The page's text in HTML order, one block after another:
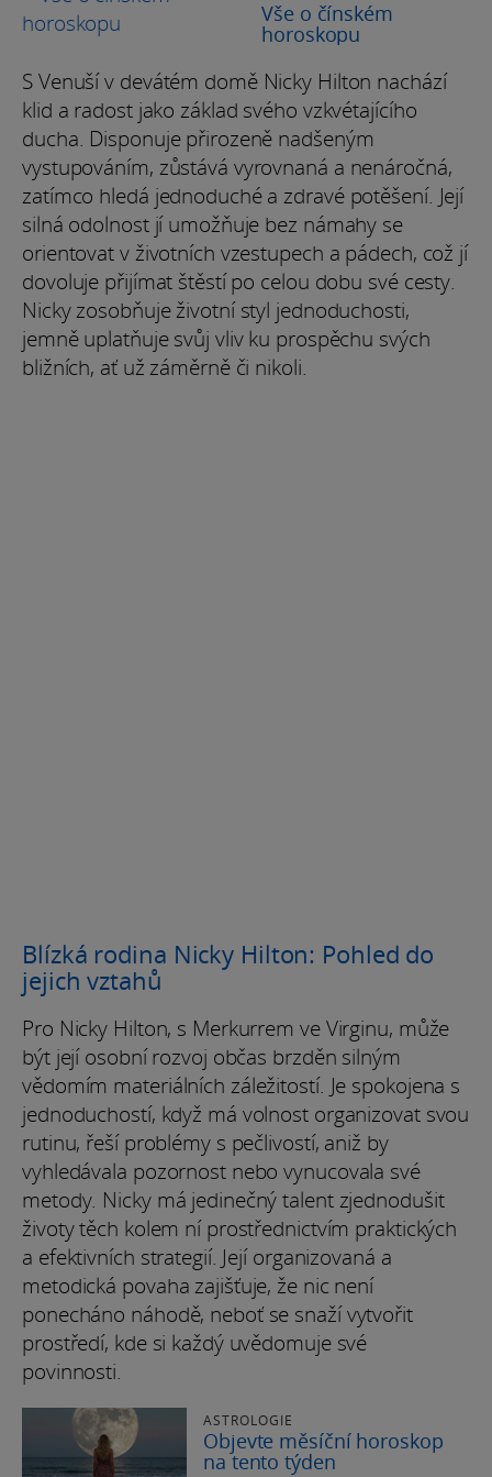
Vše o čínském
horoskopu
S Venuší v devátém domě Nicky Hilton nachází
klid a radost jako základ svého vzkvétajícího
ducha. Disponuje přirozeně nadšeným
vystupováním, zůstává vyrovnaná a nenáročná,
zatímco hledá jednoduché a zdravé potěšení. Její
silná odolnost jí umožňuje bez námahy se
orientovat v životních vzestupech a pádech, což jí
dovoluje přijímat štěstí po celou dobu své cesty.
Nicky zosobňuje životní styl jednoduchosti,
jemně uplatňuje svůj vliv ku prospěchu svých
bližních, ať už záměrně či nikoli.
Blízká rodina Nicky Hilton: Pohled do
jejich vztahů
Pro Nicky Hilton, s Merkurrem ve Virginu, může
být její osobní rozvoj občas brzděn silným
vědomím materiálních záležitostí. Je spokojena s
jednoduchostí, když má volnost organizovat svou
rutinu, řeší problémy s pečlivostí, aniž by
vyhledávala pozornost nebo vynucovala své
metody. Nicky má jedinečný talent zjednodušit
životy těch kolem ní prostřednictvím praktických
a efektivních strategií. Její organizovaná a
metodická povaha zajišťuje, že nic není
ponecháno náhodě, neboť se snaží vytvořit
prostředí, kde si každý uvědomuje své
povinnosti.
ASTROLOGIE
Objevte měsíční horoskop
na tento týden